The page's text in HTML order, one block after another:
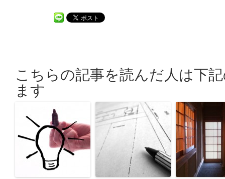
こちらの記事を読んだ人は下
ます